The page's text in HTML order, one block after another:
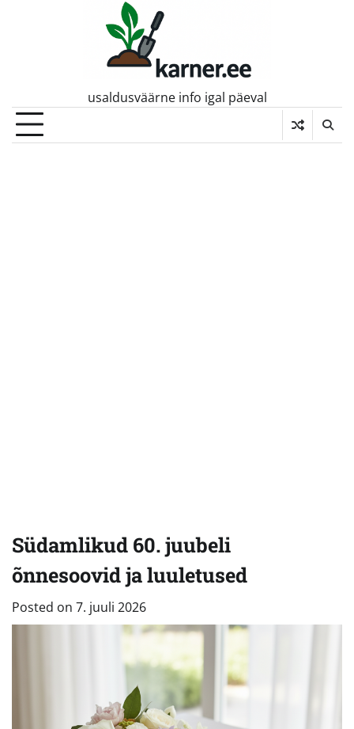
usaldusväärne info igal päeval
Südamlikud 60. juubeli
õnnesoovid ja luuletused
Posted on 7. juuli 2026